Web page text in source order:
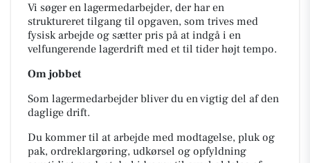
Vi søger en lagermedarbejder, der har en
struktureret tilgang til opgaven, som trives med
fysisk arbejde og sætter pris på at indgå i en
velfungerende lagerdrift med et til tider højt tempo.
Om jobbet
Som lagermedarbejder bliver du en vigtig del af den
daglige drift.
Du kommer til at arbejde med modtagelse, pluk og
pak, ordreklargøring, udkørsel og opfyldning